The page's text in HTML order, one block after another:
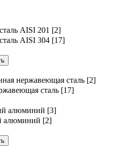
AISI 201 [2]
AISI 304 [17]
нержавеющая сталь [2]
сталь [17]
алюминий [3]
алюминий [2]